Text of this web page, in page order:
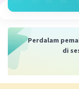
dalam agama
Jadi, tiga
sekolah
menghargai
yang
Perdalam
di